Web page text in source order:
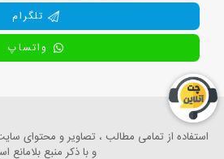
تلگرام
واتساپ
استفاده از تمامی مطالب ، تصاویر و محتوای
و با ذکر منبع بلامانع